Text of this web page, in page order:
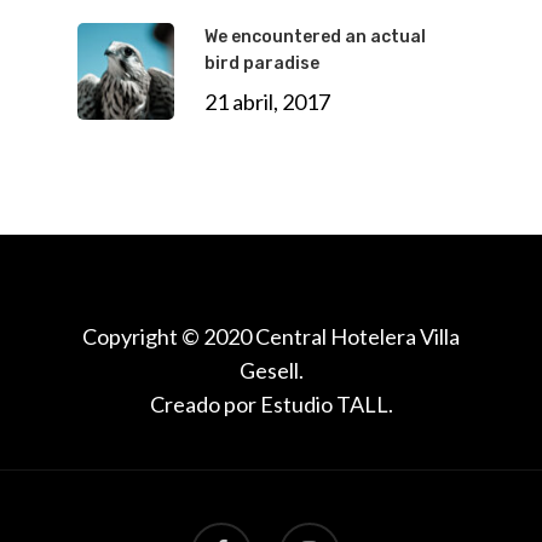
We encountered an actual
bird paradise
21 abril, 2017
Copyright © 2020 Central Hotelera Villa
Gesell.
Creado por Estudio TALL.